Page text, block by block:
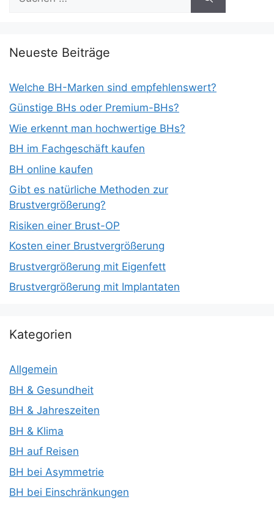
nach:
Neueste Beiträge
Welche BH-Marken sind empfehlenswert?
Günstige BHs oder Premium-BHs?
Wie erkennt man hochwertige BHs?
BH im Fachgeschäft kaufen
BH online kaufen
Gibt es natürliche Methoden zur
Brustvergrößerung?
Risiken einer Brust-OP
Kosten einer Brustvergrößerung
Brustvergrößerung mit Eigenfett
Brustvergrößerung mit Implantaten
Kategorien
Allgemein
BH & Gesundheit
BH & Jahreszeiten
BH & Klima
BH auf Reisen
BH bei Asymmetrie
BH bei Einschränkungen